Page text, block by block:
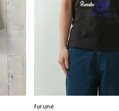
furune